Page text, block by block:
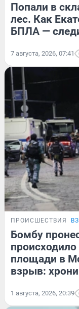
Попали в
лес. Как
БПЛА —
7 августа, 2026, 07:41
ПРОИСШЕСТВИЯ
Бомбу
площади в
взрыв:
1 августа, 2026, 20:39